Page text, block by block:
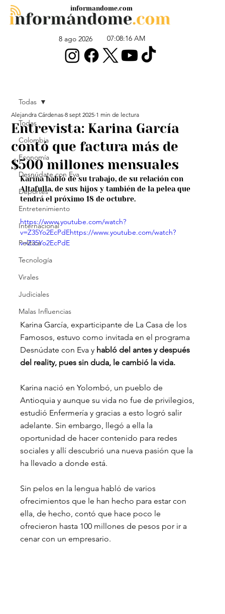
8 ago 2026 07:08:16 AM
informandome.com
Todas
Colombia
Economía
Desnúdate con Eva
Deportes
Entretenimiento
Internacional
Política
Tecnología
Virales
Judiciales
Malas Influencias
Todas
Entrevista: Karina García
contó que factura más de
$500 millones mensuales
Alejandra Cárdenas 8 sept 2025 1 min de lectura
Karina habló de su trabajo, de su relación con
Altafulla, de sus hijos y también de la pelea que
tendrá el próximo 18 de octubre.
https://www.youtube.com/watch?
v=Z35Yo2EcPdEhttps://www.youtube.com/watch?
v=Z35Yo2EcPdE
Karina García, exparticipante de La Casa de los
Famosos, estuvo como invitada en el programa
Desnúdate con Eva y habló del antes y después
del reality, pues sin duda, le cambió la vida.
Karina nació en Yolombó, un pueblo de
Antioquia y aunque su vida no fue de privilegios,
estudió Enfermería y gracias a esto logró salir
adelante. Sin embargo, llegó a ella la
oportunidad de hacer contenido para redes
sociales y allí descubrió una nueva pasión que la
ha llevado a donde está.
Sin pelos en la lengua habló de varios
ofrecimientos que le han hecho para estar con
ella, de hecho, contó que hace poco le
ofrecieron hasta 100 millones de pesos por ir a
cenar con un empresario.